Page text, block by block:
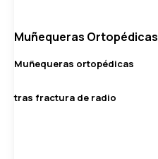
Muñequeras Ortopédicas
Muñequeras ortopédicas
tras fractura de radio